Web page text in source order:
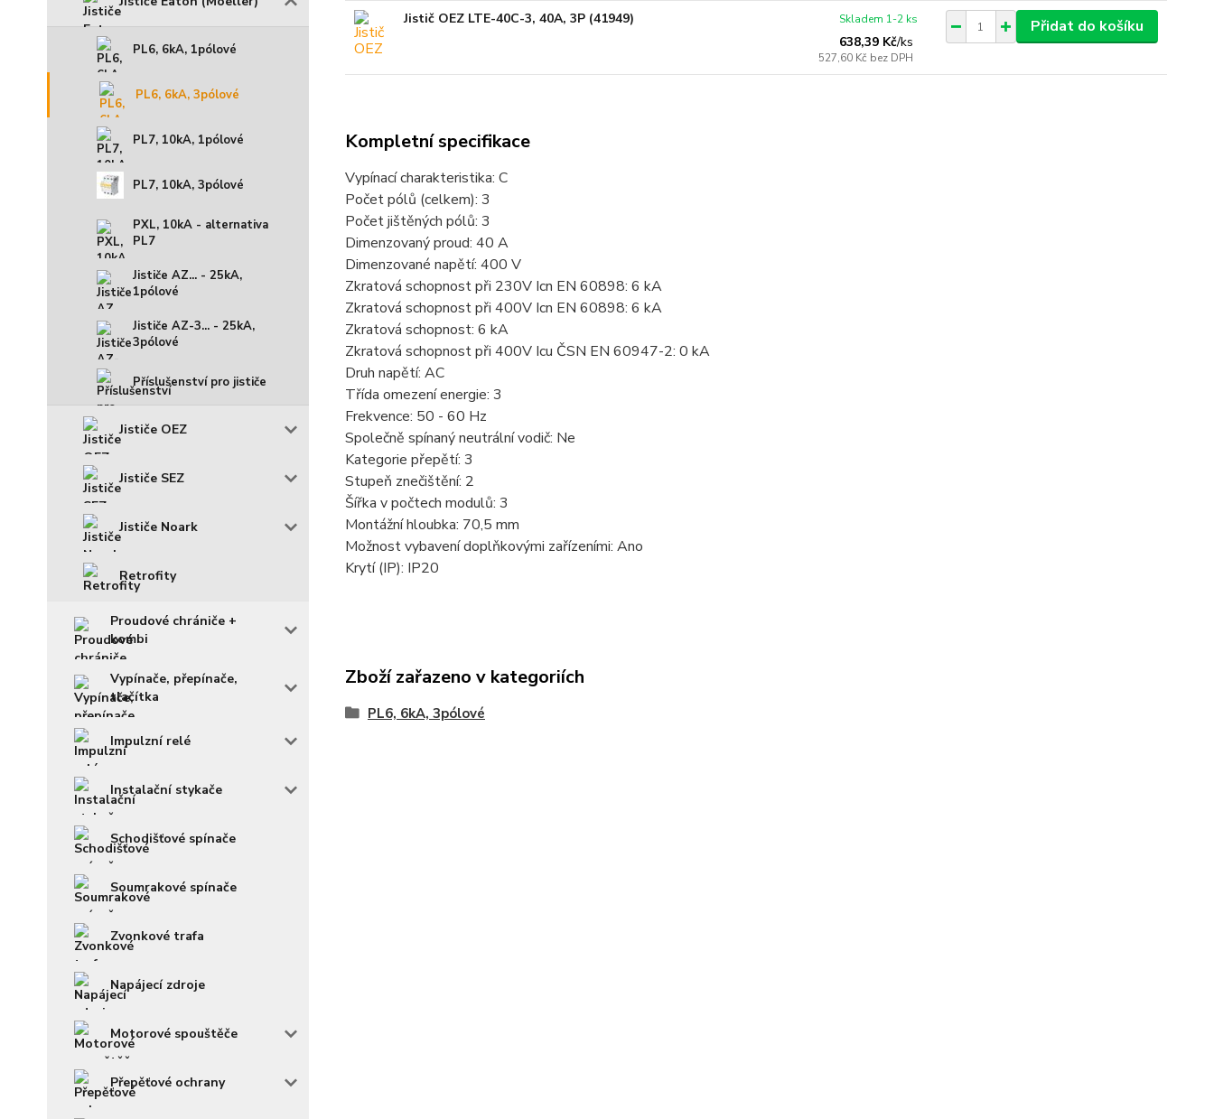
PL6, 6kA, 1pólové
PL6, 6kA, 3pólové
PL7, 10kA, 1pólové
PL7, 10kA, 3pólové
PXL, 10kA - alternativa
PL7
Jističe AZ... - 25kA,
1pólové
Jističe AZ-3... - 25kA,
3pólové
Příslušenství pro jističe
Jističe OEZ
Jističe SEZ
Jističe Noark
Retrofity
Proudové chrániče +
kombi
Vypínače, přepínače,
tlačítka
Impulzní relé
Instalační stykače
Schodišťové spínače
Soumrakové spínače
Zvonkové trafa
Napájecí zdroje
Motorové spouštěče
Přepěťové ochrany
Jistič OEZ LTE-40C-3, 40A, 3P (41949)
638,39 Kč/ks
527,60 Kč bez DPH
Skladem 1-2 ks Přidat do košíku
Kompletní specifikace
Vypínací charakteristika: C
Počet pólů (celkem): 3
Počet jištěných pólů: 3
Dimenzovaný proud: 40 A
Dimenzované napětí: 400 V
Zkratová schopnost při 230V Icn EN 60898: 6 kA
Zkratová schopnost při 400V Icn EN 60898: 6 kA
Zkratová schopnost: 6 kA
Zkratová schopnost při 400V Icu ČSN EN 60947-2: 0 kA
Druh napětí: AC
Třída omezení energie: 3
Frekvence: 50 - 60 Hz
Společně spínaný neutrální vodič: Ne
Kategorie přepětí: 3
Stupeň znečištění: 2
Šířka v počtech modulů: 3
Montážní hloubka: 70,5 mm
Možnost vybavení doplňkovými zařízeními: Ano
Krytí (IP): IP20
Zboží zařazeno v kategoriích
PL6, 6kA, 3pólové